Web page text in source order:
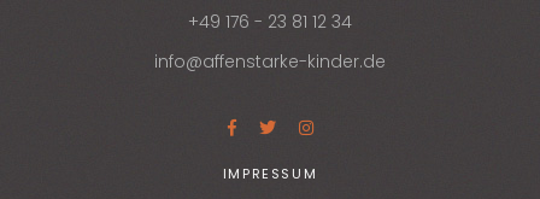
+49 176 - 23 81 12 34
info@affenstarke-kinder.de
IMPRESSUM